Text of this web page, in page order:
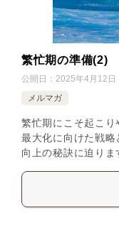
繁忙期の準備(2)
公開日： 2025年4月12日
メルマガ
繁忙期にこそ起こ
最大化に向けた戦
向上の秘訣に迫りま